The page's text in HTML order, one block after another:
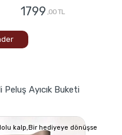
1799 ,00 TL
Peluş Ayıcık Buketi
kalp,Bir hediyeye dönüşse